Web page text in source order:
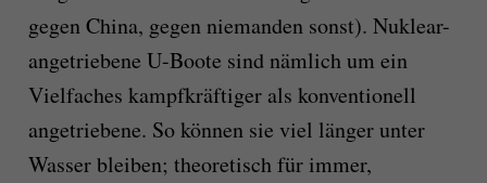
gegen China, gegen niemanden sonst). Nuklear-
angetriebene U-Boote sind nämlich um ein
Vielfaches kampfkräftiger als konventionell
angetriebene. So können sie viel länger unter
Wasser bleiben; theoretisch für immer,